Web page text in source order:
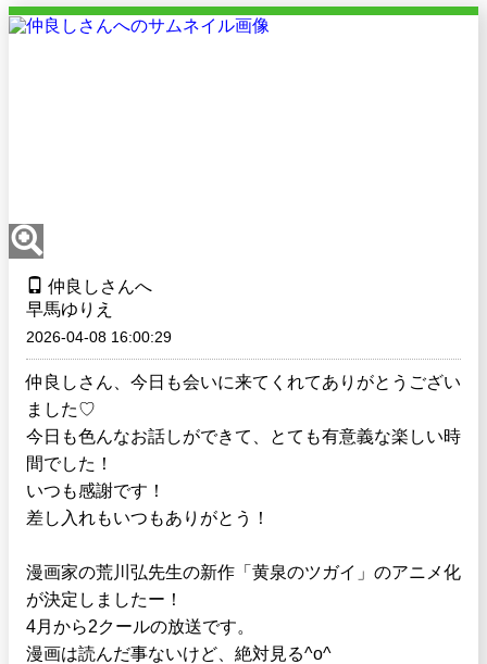
仲良しさんへ
早馬ゆりえ
2026-04-08 16:00:29
仲良しさん、今日も会いに来てくれてありがとうござい
ました♡
今日も色んなお話しができて、とても有意義な楽しい時
間でした！
いつも感謝です！
差し入れもいつもありがとう！
漫画家の荒川弘先生の新作「黄泉のツガイ」のアニメ化
が決定しましたー！
4月から2クールの放送です。
漫画は読んだ事ないけど、絶対見る^o^